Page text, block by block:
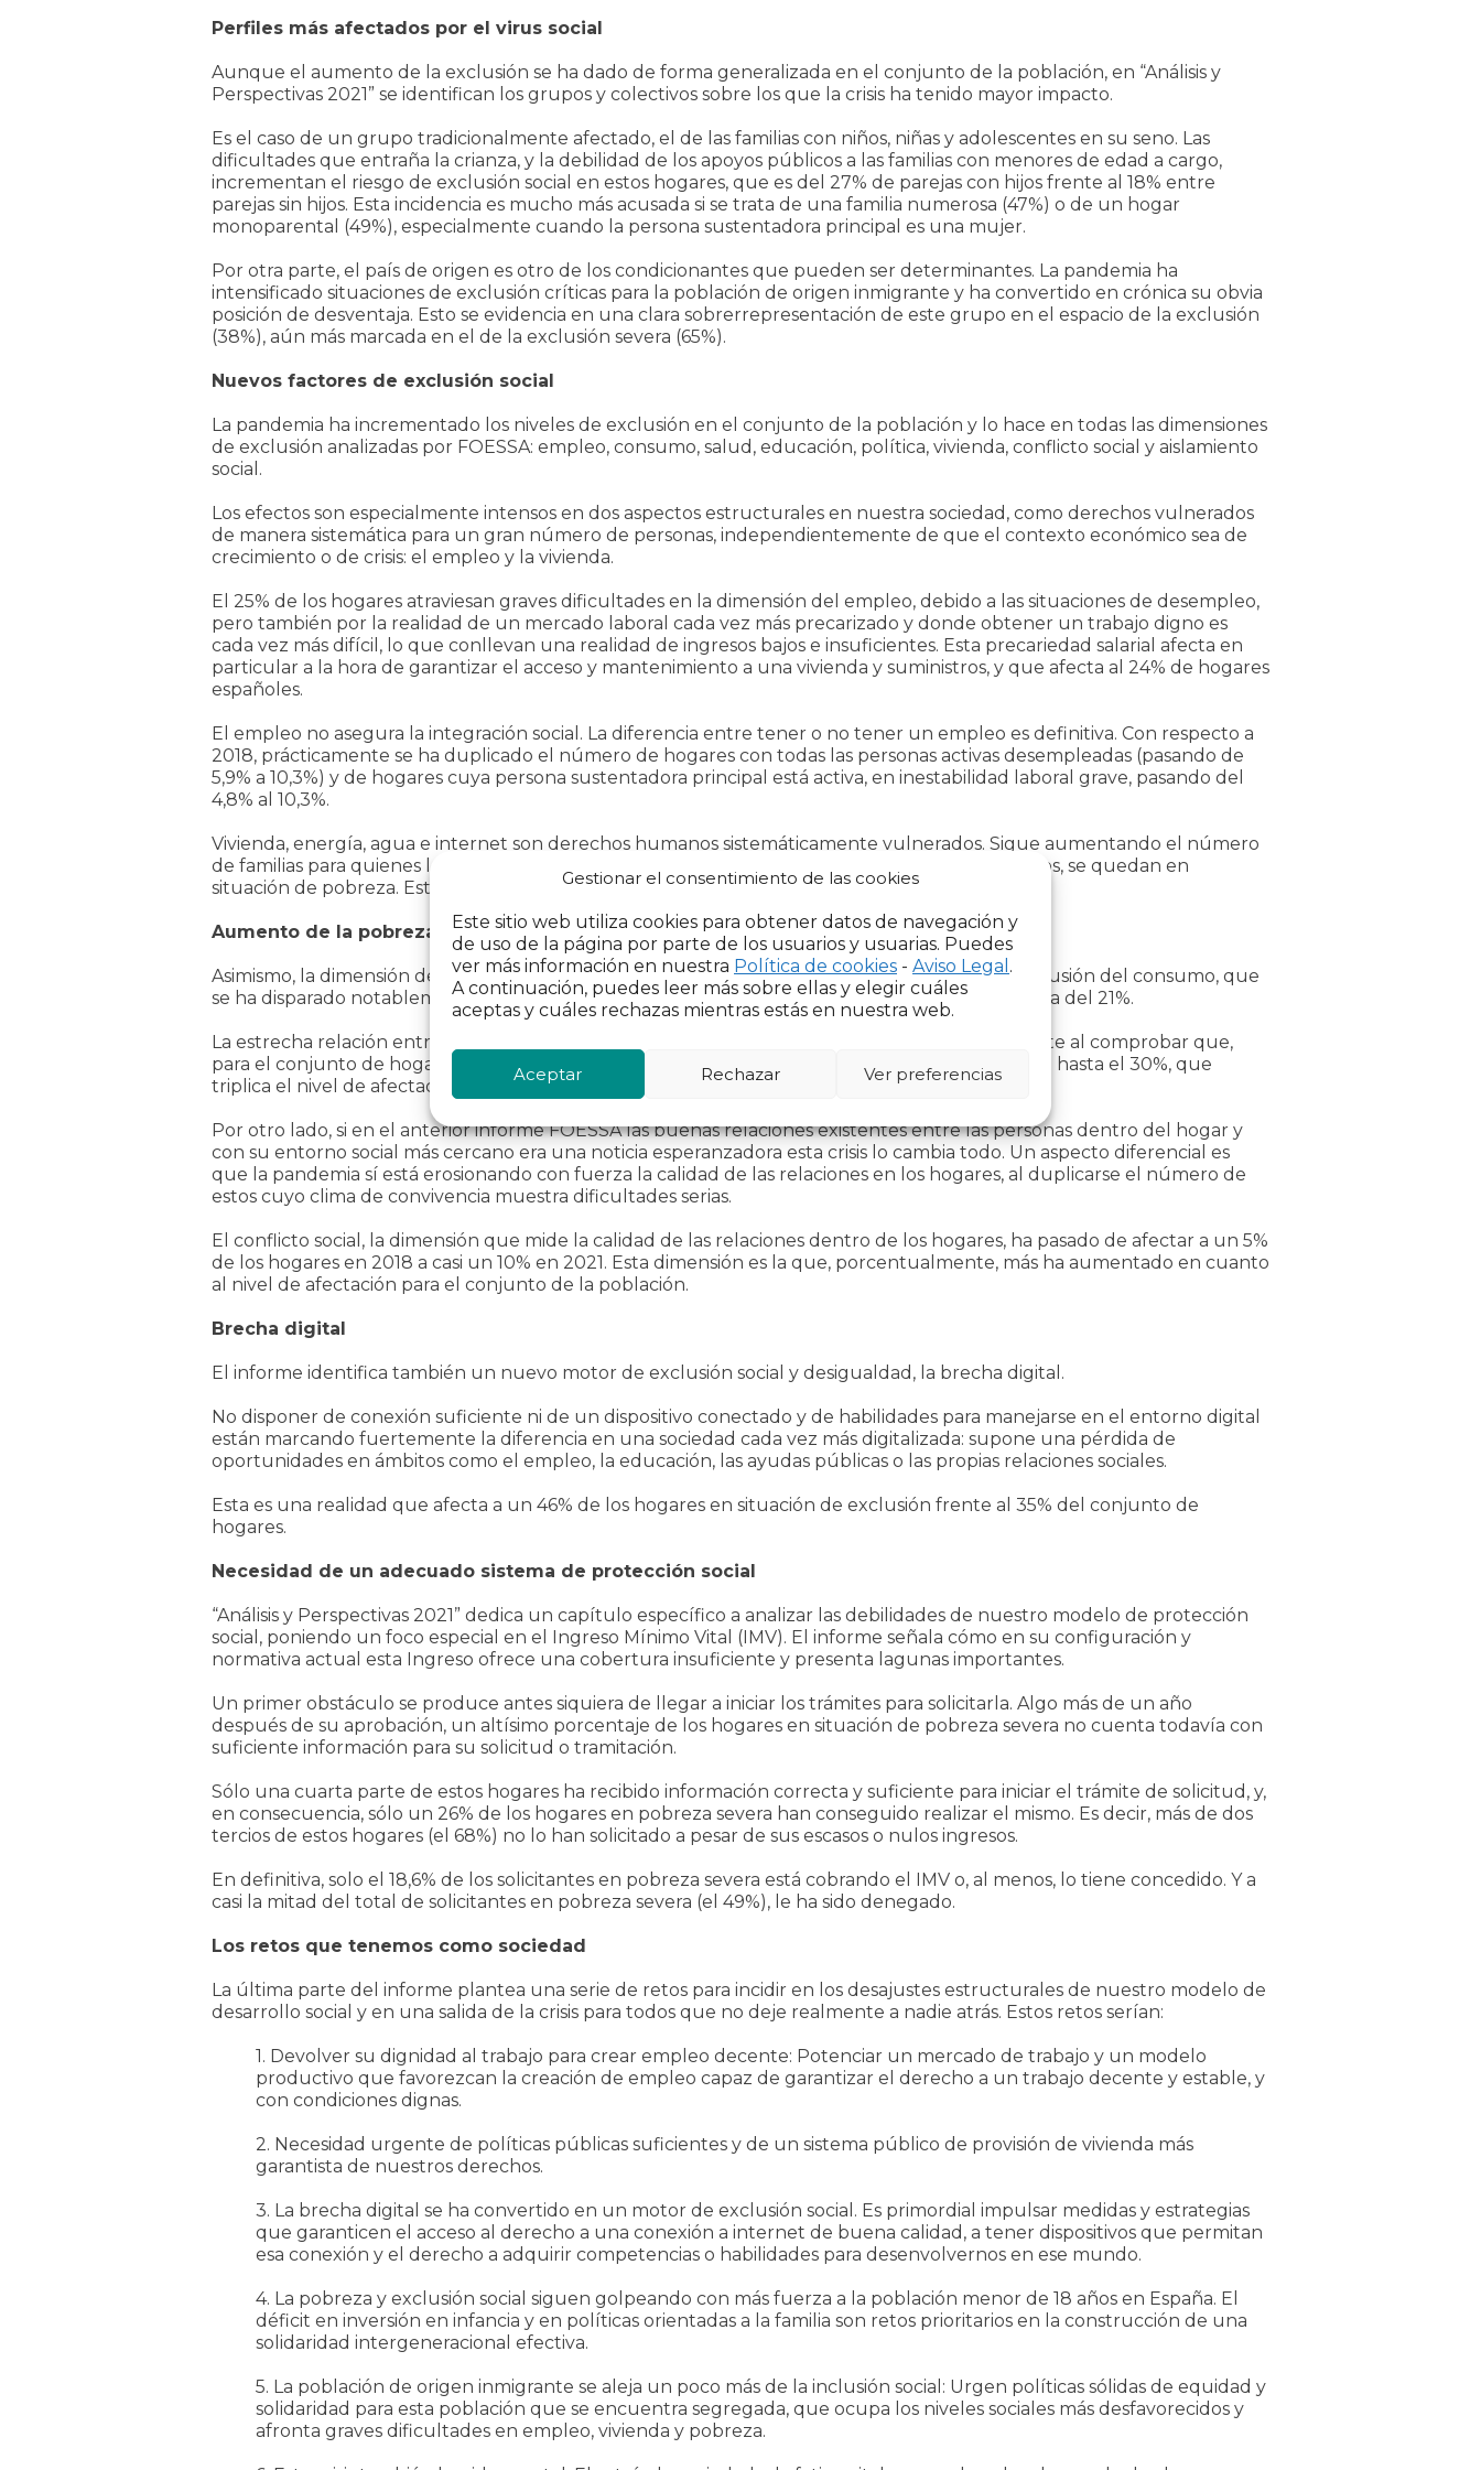
Gestionar el consentimiento de las cookies
Este sitio web utiliza cookies para obtener datos de navegación y
de uso de la página por parte de los usuarios y usuarias. Puedes
ver más información en nuestra Política de cookies - Aviso Legal .
A continuación, puedes leer más sobre ellas y elegir cuáles
aceptas y cuáles rechazas mientras estás en nuestra web.
Aceptar Rechazar Ver preferencias
Perfiles más afectados por el virus social
Aunque el aumento de la exclusión se ha dado de forma generalizada en el conjunto de la población, en “Análisis y
Perspectivas 2021” se identifican los grupos y colectivos sobre los que la crisis ha tenido mayor impacto.
Es el caso de un grupo tradicionalmente afectado, el de las familias con niños, niñas y adolescentes en su seno. Las
dificultades que entraña la crianza, y la debilidad de los apoyos públicos a las familias con menores de edad a cargo,
incrementan el riesgo de exclusión social en estos hogares, que es del 27% de parejas con hijos frente al 18% entre
parejas sin hijos. Esta incidencia es mucho más acusada si se trata de una familia numerosa (47%) o de un hogar
monoparental (49%), especialmente cuando la persona sustentadora principal es una mujer.
Por otra parte, el país de origen es otro de los condicionantes que pueden ser determinantes. La pandemia ha
intensificado situaciones de exclusión críticas para la población de origen inmigrante y ha convertido en crónica su obvia
posición de desventaja. Esto se evidencia en una clara sobrerrepresentación de este grupo en el espacio de la exclusión
(38%), aún más marcada en el de la exclusión severa (65%).
Nuevos factores de exclusión social
La pandemia ha incrementado los niveles de exclusión en el conjunto de la población y lo hace en todas las dimensiones
de exclusión analizadas por FOESSA: empleo, consumo, salud, educación, política, vivienda, conflicto social y aislamiento
social.
Los efectos son especialmente intensos en dos aspectos estructurales en nuestra sociedad, como derechos vulnerados
de manera sistemática para un gran número de personas, independientemente de que el contexto económico sea de
crecimiento o de crisis: el empleo y la vivienda.
El 25% de los hogares atraviesan graves dificultades en la dimensión del empleo, debido a las situaciones de desempleo,
pero también por la realidad de un mercado laboral cada vez más precarizado y donde obtener un trabajo digno es
cada vez más difícil, lo que conllevan una realidad de ingresos bajos e insuficientes. Esta precariedad salarial afecta en
particular a la hora de garantizar el acceso y mantenimiento a una vivienda y suministros, y que afecta al 24% de hogares
españoles.
El empleo no asegura la integración social. La diferencia entre tener o no tener un empleo es definitiva. Con respecto a
2018, prácticamente se ha duplicado el número de hogares con todas las personas activas desempleadas (pasando de
5,9% a 10,3%) y de hogares cuya persona sustentadora principal está activa, en inestabilidad laboral grave, pasando del
4,8% al 10,3%.
Vivienda, energía, agua e internet son derechos humanos sistemáticamente vulnerados. Sigue aumentando el número
de familias para quienes los gastos de la vivienda suponen tal carga que, una vez realizados estos, se quedan en
situación de pobreza. Esta realidad afecta a día de hoy al 14% de los hogares.
Aumento de la pobreza severa y erosión de las relaciones sociales
Asimismo, la dimensión del empleo y de la vivienda se vinculan de manera innegable con la exclusión del consumo, que
se ha disparado notablemente, al pasar del 14,5% en 2018 al 17,6% en 2021, lo que supone un alza del 21%.
La estrecha relación entre dificultades con el empleo y exclusión en el consumo se hace patente al comprobar que,
para el conjunto de hogares afectados por la exclusión en el empleo, la pobreza severa se eleva hasta el 30%, que
triplica el nivel de afectación del conjunto de la sociedad.
Por otro lado, si en el anterior informe FOESSA las buenas relaciones existentes entre las personas dentro del hogar y
con su entorno social más cercano era una noticia esperanzadora esta crisis lo cambia todo. Un aspecto diferencial es
que la pandemia sí está erosionando con fuerza la calidad de las relaciones en los hogares, al duplicarse el número de
estos cuyo clima de convivencia muestra dificultades serias.
El conflicto social, la dimensión que mide la calidad de las relaciones dentro de los hogares, ha pasado de afectar a un 5%
de los hogares en 2018 a casi un 10% en 2021. Esta dimensión es la que, porcentualmente, más ha aumentado en cuanto
al nivel de afectación para el conjunto de la población.
Brecha digital
El informe identifica también un nuevo motor de exclusión social y desigualdad, la brecha digital.
No disponer de conexión suficiente ni de un dispositivo conectado y de habilidades para manejarse en el entorno digital
están marcando fuertemente la diferencia en una sociedad cada vez más digitalizada: supone una pérdida de
oportunidades en ámbitos como el empleo, la educación, las ayudas públicas o las propias relaciones sociales.
Esta es una realidad que afecta a un 46% de los hogares en situación de exclusión frente al 35% del conjunto de
hogares.
Necesidad de un adecuado sistema de protección social
“Análisis y Perspectivas 2021” dedica un capítulo específico a analizar las debilidades de nuestro modelo de protección
social, poniendo un foco especial en el Ingreso Mínimo Vital (IMV). El informe señala cómo en su configuración y
normativa actual esta Ingreso ofrece una cobertura insuficiente y presenta lagunas importantes.
Un primer obstáculo se produce antes siquiera de llegar a iniciar los trámites para solicitarla. Algo más de un año
después de su aprobación, un altísimo porcentaje de los hogares en situación de pobreza severa no cuenta todavía con
suficiente información para su solicitud o tramitación.
Sólo una cuarta parte de estos hogares ha recibido información correcta y suficiente para iniciar el trámite de solicitud, y,
en consecuencia, sólo un 26% de los hogares en pobreza severa han conseguido realizar el mismo. Es decir, más de dos
tercios de estos hogares (el 68%) no lo han solicitado a pesar de sus escasos o nulos ingresos.
En definitiva, solo el 18,6% de los solicitantes en pobreza severa está cobrando el IMV o, al menos, lo tiene concedido. Y a
casi la mitad del total de solicitantes en pobreza severa (el 49%), le ha sido denegado.
Los retos que tenemos como sociedad
La última parte del informe plantea una serie de retos para incidir en los desajustes estructurales de nuestro modelo de
desarrollo social y en una salida de la crisis para todos que no deje realmente a nadie atrás. Estos retos serían:
1. Devolver su dignidad al trabajo para crear empleo decente: Potenciar un mercado de trabajo y un modelo
productivo que favorezcan la creación de empleo capaz de garantizar el derecho a un trabajo decente y estable, y
con condiciones dignas.
2. Necesidad urgente de políticas públicas suficientes y de un sistema público de provisión de vivienda más
garantista de nuestros derechos.
3. La brecha digital se ha convertido en un motor de exclusión social. Es primordial impulsar medidas y estrategias
que garanticen el acceso al derecho a una conexión a internet de buena calidad, a tener dispositivos que permitan
esa conexión y el derecho a adquirir competencias o habilidades para desenvolvernos en ese mundo.
4. La pobreza y exclusión social siguen golpeando con más fuerza a la población menor de 18 años en España. El
déficit en inversión en infancia y en políticas orientadas a la familia son retos prioritarios en la construcción de una
solidaridad intergeneracional efectiva.
5. La población de origen inmigrante se aleja un poco más de la inclusión social: Urgen políticas sólidas de equidad y
solidaridad para esta población que se encuentra segregada, que ocupa los niveles sociales más desfavorecidos y
afronta graves dificultades en empleo, vivienda y pobreza.